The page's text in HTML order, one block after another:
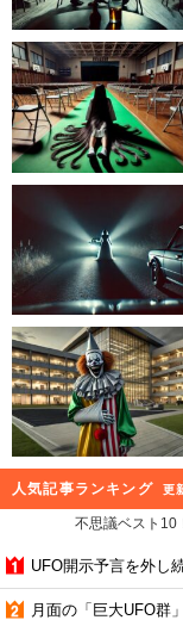
人気記事ランキング 更
不思議ベスト10
UFO開示予言を外し
月面の「巨大UFO群